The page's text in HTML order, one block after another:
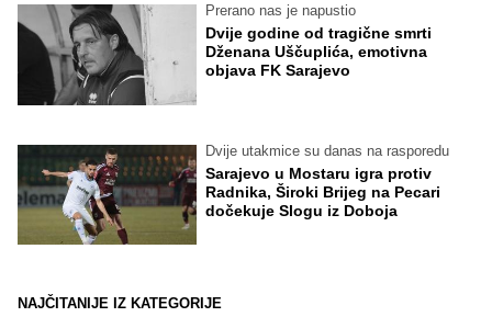
Prerano nas je napustio
Dvije godine od tragične smrti
Dženana Uščuplića, emotivna
objava FK Sarajevo
Dvije utakmice su danas na rasporedu
Sarajevo u Mostaru igra protiv
Radnika, Široki Brijeg na Pecari
dočekuje Slogu iz Doboja
NAJČITANIJE IZ KATEGORIJE